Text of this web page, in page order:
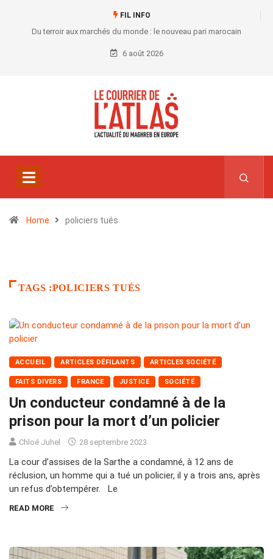
FIL INFO
Du terroir aux marchés du monde : le nouveau pari marocain
6 août 2026
Home policiers tués
TAGS :POLICIERS TUÉS
ACCUEIL ARTICLES DÉFILANTS ARTICLES SOCIÉTÉ
FAITS DIVERS FRANCE JUSTICE SOCIÉTÉ
Un conducteur condamné à de la
prison pour la mort d’un policier
Chloé Juhel 28 septembre 2023
La cour d’assises de la Sarthe a condamné, à 12 ans de
réclusion, un homme qui a tué un policier, il y a trois ans, après
un refus d’obtempérer. Le
READ MORE